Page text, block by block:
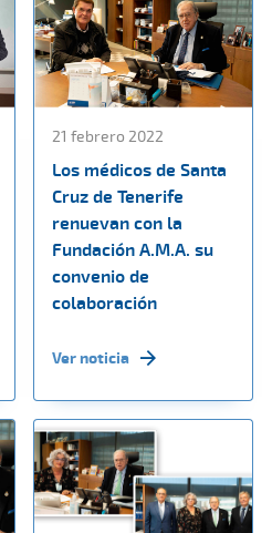
21 febrero 2022
Los médicos de Santa
Cruz de Tenerife
renuevan con la
Fundación A.M.A. su
convenio de
colaboración
Ver noticia